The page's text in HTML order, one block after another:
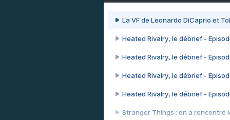
La VF de Leonardo DiCaprio et
Heated Rivalry, le débrief -
Heated Rivalry, le débrief -
Heated Rivalry, le débrief -
Heated Rivalry, le débrief -
Stranger Things : on a rencontré